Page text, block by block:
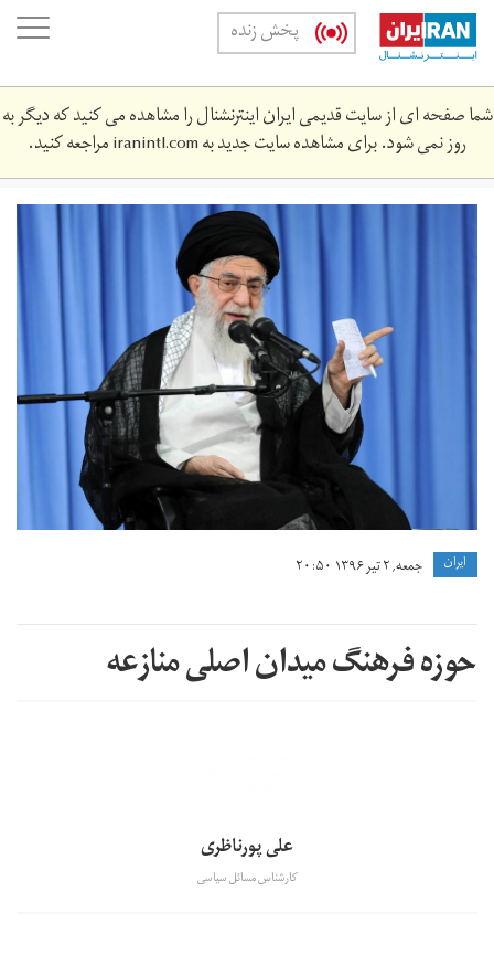
Skip
main
content
پخش زنده
شما صفحه ای از سایت قدیمی ایران اینترنشنال را مشاهده می کنید که دیگر به
روز نمی شود. برای مشاهده سایت جدید بهiranintl.comمراجعه کنید.
54684_476.jpg
ايران جمعه, ۲ تیر ۱۳۹۶ ۲۰:۵۰
حوزه فرهنگ میدان اصلی منازعه
علی پورناظری
کارشناس مسائل سیاسی